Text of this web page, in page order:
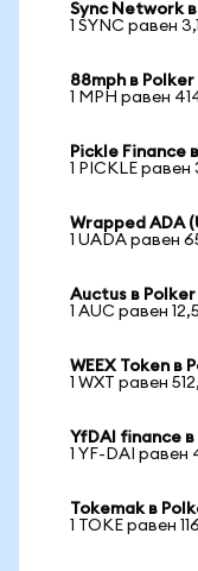
Sync Network
1 SYNC равен
88mph в Polker
1 MPH равен
Pickle Finance
1 PICKLE
Wrapped ADA
1 UADA равен
Auctus в Polker
1 AUC равен
WEEX Token в
1 WXT равен
YfDAI finance
1 YF-DAI равен
Tokemak в
1 TOKE равен